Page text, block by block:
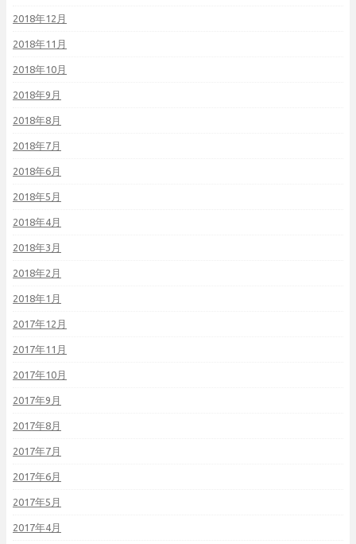
2018年12月
2018年11月
2018年10月
2018年9月
2018年8月
2018年7月
2018年6月
2018年5月
2018年4月
2018年3月
2018年2月
2018年1月
2017年12月
2017年11月
2017年10月
2017年9月
2017年8月
2017年7月
2017年6月
2017年5月
2017年4月